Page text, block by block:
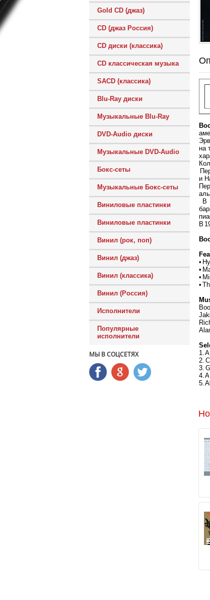
Gold CD (джаз)
CD (джаз Россия)
CD диски (классика)
CD классическая музыка
SACD (классика)
Blu-Ray диски
Музыкальные Blu-Ray
DVD-Audio диски
Музыкальные DVD-Audio
Бокс-сеты
Музыкальные Бокс-сеты
Виниловые пластинки
Виниловые пластинки
Винил (рок, поп)
Винил (джаз)
Винил (классика)
Винил (Россия)
Исполнители
Популярные
исполнители
МЫ В СОЦСЕТЯХ
на
и
В
В
•
•
•
•
1.
2.
3.
4.
5.